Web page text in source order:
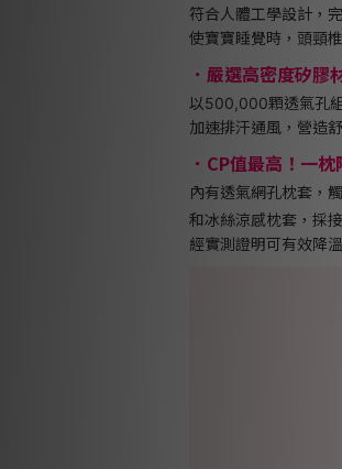
符合人體工學設計，
使寶寶睡覺時，頭頸
．嚴選高密度矽膠
以500,000顆透氣孔
加速排汗通風，營造
．CP值最高！一
內有透氣網孔枕套，
和冰絲涼感枕套，採
經實測證明可有效降